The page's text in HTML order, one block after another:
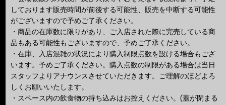
しております販売時間が前後する可能性、販売を中断する可能性
がございますので予めご了承ください。
・商品の在庫数に限りがあり、ご入店された際に完売している商
品もある可能性もございますので、予めご了承ください。
・在庫、入店混雑の状況により購入制限点数を設ける場合もござ
います。予めご了承ください。購入点数の制限がある場合は当日
スタッフよりアナウンスさせていただきます。ご理解のほどよろ
しくお願いいたします。
・スペース内の飲食物の持ち込みはお控えください。(蓋が閉まる